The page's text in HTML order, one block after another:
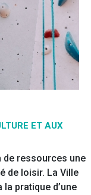
ET AUX
de ressources une
de loisir. La Ville
pratique d’une